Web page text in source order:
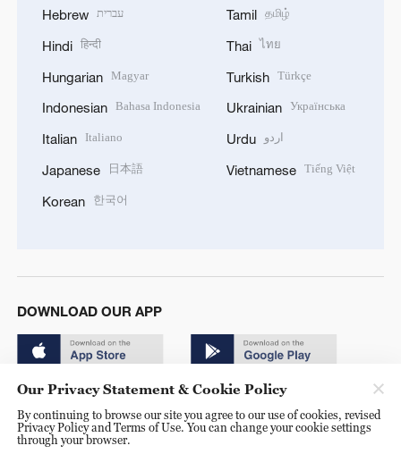
Hebrew עברית
Hindi हिन्दी
Hungarian Magyar
Indonesian Bahasa Indonesia
Italian Italiano
Japanese 日本語
Korean 한국어
Tamil தமிழ்
Thai ไทย
Turkish Türkçe
Ukrainian Українська
Urdu اردو
Vietnamese Tiếng Việt
DOWNLOAD OUR APP
© China Radio International.CRI. All Rights Reserved. 16A
Our Privacy Statement & Cookie Policy
By continuing to browse our site you agree to our use of cookies, revised
Privacy Policy and Terms of Use. You can change your cookie settings
through your browser.